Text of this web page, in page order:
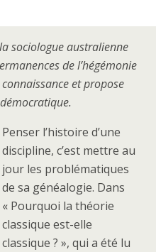
sociologue australienne
de l’hégémonie
et propose
Penser l’histoire d’une
discipline, c’est mettre au
jour les problématiques
de sa généalogie. Dans
« Pourquoi la théorie
classique est-elle
classique ? », qui a été lu